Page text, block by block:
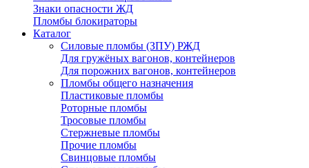
Знаки опасности ЖД
Пломбы блокираторы
Каталог
Силовые пломбы (ЗПУ) РЖД
Для гружёных вагонов, контейнеров
Для порожних вагонов, контейнеров
Пломбы общего назначения
Пластиковые пломбы
Роторные пломбы
Тросовые пломбы
Стержневые пломбы
Прочие пломбы
Свинцовые пломбы